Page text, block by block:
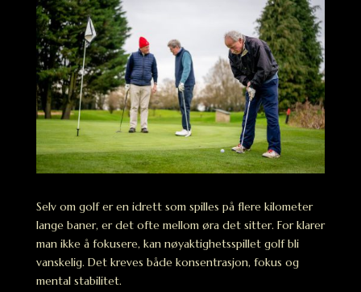
Selv om golf er en idrett som spilles på flere kilometer
lange baner, er det ofte mellom øra det sitter. For klarer
man ikke å fokusere, kan nøyaktighetsspillet golf bli
vanskelig. Det kreves både konsentrasjon, fokus og
mental stabilitet.